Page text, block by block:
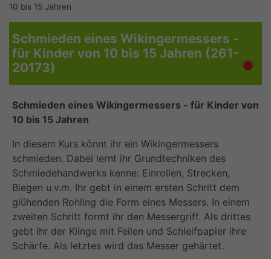
10 bis 15 Jahren
Schmieden eines Wikingermessers -
für Kinder von 10 bis 15 Jahren (261-
20173)
Schmieden eines Wikingermessers - für Kinder von
10 bis 15 Jahren
In diesem Kurs könnt ihr ein Wikingermessers
schmieden. Dabei lernt ihr Grundtechniken des
Schmiedehandwerks kenne: Einrollen, Strecken,
Biegen u.v.m. Ihr gebt in einem ersten Schritt dem
glühenden Rohling die Form eines Messers. In einem
zweiten Schritt formt ihr den Messergriff. Als drittes
gebt ihr der Klinge mit Feilen und Schleifpapier ihre
Schärfe. Als letztes wird das Messer gehärtet.